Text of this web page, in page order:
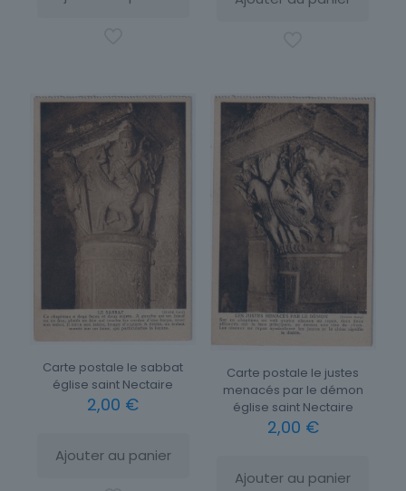
Carte postale le sabbat
église saint Nectaire
2,00 €
Ajouter au panier
Carte postale le justes
menacés par le démon
église saint Nectaire
2,00 €
Ajouter au panier